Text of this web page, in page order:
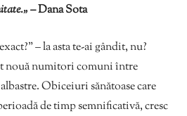
– Dana Sota
– la asta te-ai gândit, nu?
nouă numitori comuni între
Obiceiuri sănătoase care
de timp semnificativă, cresc